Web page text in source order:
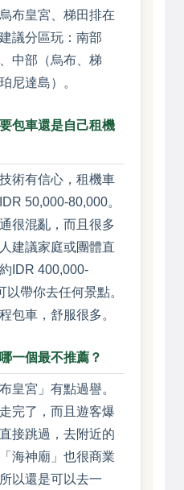
布皇宮、梯田排在
議分區玩：南部
中部（烏布、梯
尼達島）。
包車還是自己租機
術有信心，租機車
50,000-80,000。
很混亂，而且很多
建議家庭或團體直
IDR 400,000-
帶你去任何景點。
包車，舒服很多。
一個最不推薦？
皇宮」有點過譽。
完了，而且遊客爆
接跳過，去附近的
海神廟」也很商業
以還是可以去一